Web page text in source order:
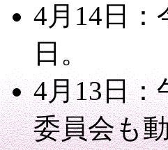
4月14日
日。
4月13日
委員会も